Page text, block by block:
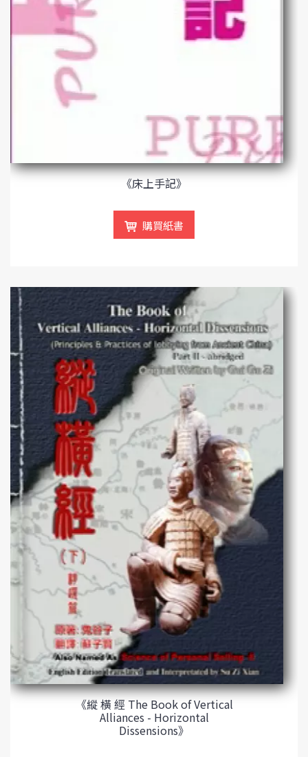
《床上手記》
購買紙書
《縱 橫 經 The Book of Vertical
Alliances - Horizontal
Dissensions》